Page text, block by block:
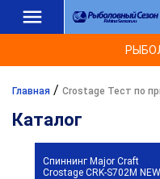
Главная / Crostage Тест по
Каталог
Спиннинг Major Craft
Crostage CRK-S702M NEW